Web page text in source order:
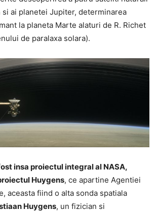
ai planetei Jupiter, determinarea
la planeta Marte alaturi de R. Richet
de paralaxa solara).
insa proiectul integral al NASA,
Huygens, ce apartine Agentiei
aceasta fiind o alta sonda spatiala
Huygens, un fizician si